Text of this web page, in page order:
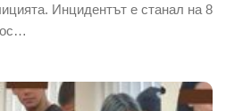
Инцидентът е станал на 8